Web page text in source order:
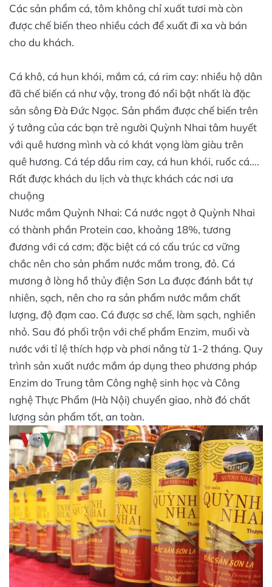
Các sản phẩm cá, tôm không chỉ xuất tươi mà còn
được chế biến theo nhiều cách để xuất đi xa và bán
cho du khách.
Cá khô, cá hun khói, mắm cá, cá rim cay: nhiều hộ dân
đã chế biến cá như vậy, trong đó nổi bật nhất là đặc
sản sông Đà Đức Ngọc. Sản phẩm được chế biến trên
ý tưởng của các bạn trẻ người Quỳnh Nhai tâm huyết
với quê hương mình và có khát vọng làm giàu trên
quê hương. Cá tép dầu rim cay, cá hun khói, ruốc cá….
Rất được khách du lịch và thực khách các nơi ưa
chuộng
Nước mắm Quỳnh Nhai: Cá nước ngọt ở Quỳnh Nhai
có thành phần Protein cao, khoảng 18%, tương
đương với cá cơm; đặc biệt cá có cấu trúc cơ vững
chắc nên cho sản phẩm nước mắm trong, đỏ. Cá
mương ở lòng hồ thủy điện Sơn La được đánh bắt tự
nhiên, sạch, nên cho ra sản phẩm nước mắm chất
lượng, độ đạm cao. Cá được sơ chế, làm sạch, nghiền
nhỏ. Sau đó phối trộn với chế phẩm Enzim, muối và
nước với tỉ lệ thích hợp và phơi nắng từ 1-2 tháng. Quy
trình sản xuất nước mắm áp dụng theo phương pháp
Enzim do Trung tâm Công nghệ sinh học và Công
nghệ Thực Phẩm (Hà Nội) chuyển giao, nhờ đó chất
lượng sản phẩm tốt, an toàn.